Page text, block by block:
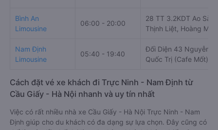
Bình An
Limousine
06:00 - 20:00
28 TT 3.2KDT Ao Sào,
Thịnh Liệt, Hoàng Mai
Nam Định
Limousine
05:40 - 19:40
Đối Diện 43 Nguyễn
Quốc Trị (Cafe Mốt)
Cách đặt vé xe khách đi Trực Ninh - Nam Định từ
Cầu Giấy - Hà Nội nhanh và uy tín nhất
Việc có rất nhiều nhà xe Cầu Giấy - Hà Nội Trực Ninh - Nam
Định giúp cho du khách có đa dạng sự lựa chọn. Đây cũng có